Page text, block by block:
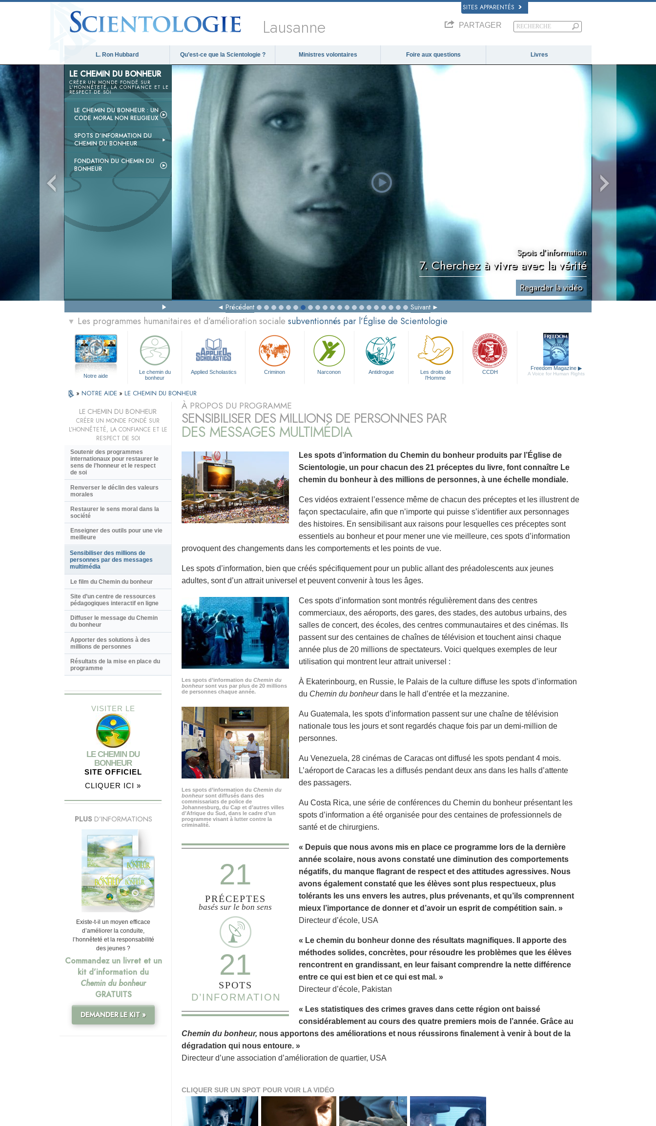
SITES APPARENTÉS
Lausanne PARTAGER
L. Ron Hubbard Qu’est-ce que la Scientologie ? Ministres volontaires Foire aux questions Livres
LE CHEMIN DU BONHEUR
CRÉER UN MONDE FONDÉ SUR
L’HONNÊTETÉ, LA CONFIANCE ET LE
RESPECT DE SOI
LE CHEMIN DU BONHEUR : UN
CODE MORAL NON RELIGIEUX
SPOTS D’INFORMATION DU
CHEMIN DU BONHEUR
FONDATION DU CHEMIN DU
BONHEUR
Spots d’information
7. Cherchez à vivre avec la vérité
Regarder la vidéo
Précédent Suivant
▼ Les programmes humanitaires et d’amélioration sociale subventionnés par l’Église de Scientologie
Notre aide
Le chemin du
bonheur
Applied Scholastics Criminon Narconon Antidrogue
Les droits de
l’Homme
CCDH
Freedom Magazine ▶
A Voice for Human Rights
» NOTRE AIDE » LE CHEMIN DU BONHEUR
À PROPOS DU PROGRAMME
SENSIBILISER DES MILLIONS DE PERSONNES PAR
DES MESSAGES MULTIMÉDIA
Les spots d’information du Chemin du bonheur produits par l’Église de
Scientologie, un pour chacun des 21 préceptes du livre, font connaître Le
chemin du bonheur à des millions de personnes, à une échelle mondiale.
Ces vidéos extraient l’essence même de chacun des préceptes et les illustrent de
façon spectaculaire, afin que n’importe qui puisse s’identifier aux personnages
des histoires. En sensibilisant aux raisons pour lesquelles ces préceptes sont
essentiels au bonheur et pour mener une vie meilleure, ces spots d’information
provoquent des changements dans les comportements et les points de vue.
Les spots d’information, bien que créés spécifiquement pour un public allant des préadolescents aux jeunes
adultes, sont d’un attrait universel et peuvent convenir à tous les âges.
Les spots d’information du Chemin du
bonheursont vus par plus de 20 millions
de personnes chaque année.
Les spots d’information du Chemin du
bonheursont diffusés dans des
commissariats de police de
Johannesburg, du Cap et d’autres villes
d’Afrique du Sud, dans le cadre d’un
programme visant à lutter contre la
criminalité.
Ces spots d’information sont montrés régulièrement dans des centres
commerciaux, des aéroports, des gares, des stades, des autobus urbains, des
salles de concert, des écoles, des centres communautaires et des cinémas. Ils
passent sur des centaines de chaînes de télévision et touchent ainsi chaque
année plus de 20 millions de spectateurs. Voici quelques exemples de leur
utilisation qui montrent leur attrait universel :
À Ekaterinbourg, en Russie, le Palais de la culture diffuse les spots d’information
du Chemin du bonheurdans le hall d’entrée et la mezzanine.
Au Guatemala, les spots d’information passent sur une chaîne de télévision
nationale tous les jours et sont regardés chaque fois par un demi-million de
personnes.
Au Venezuela, 28 cinémas de Caracas ont diffusé les spots pendant 4 mois.
L’aéroport de Caracas les a diffusés pendant deux ans dans les halls d’attente
des passagers.
Au Costa Rica, une série de conférences du Chemin du bonheur présentant les
spots d’information a été organisée pour des centaines de professionnels de
santé et de chirurgiens.
21
PRÉCEPTES
basés sur le bon sens
21
SPOTS
D’INFORMATION
« Depuis que nous avons mis en place ce programme lors de la dernière
année scolaire, nous avons constaté une diminution des comportements
négatifs, du manque flagrant de respect et des attitudes agressives. Nous
avons également constaté que les élèves sont plus respectueux, plus
tolérants les uns envers les autres, plus prévenants, et qu’ils comprennent
mieux l’importance de donner et d’avoir un esprit de compétition sain. »
Directeur d’école, USA
« Le chemin du bonheur donne des résultats magnifiques. Il apporte des
méthodes solides, concrètes, pour résoudre les problèmes que les élèves
rencontrent en grandissant, en leur faisant comprendre la nette différence
entre ce qui est bien et ce qui est mal. »
Directeur d’école, Pakistan
« Les statistiques des crimes graves dans cette région ont baissé
considérablement au cours des quatre premiers mois de l’année. Grâce au
Chemin du bonheur, nous apportons des améliorations et nous réussirons finalement à venir à bout de la
dégradation qui nous entoure. »
Directeur d’une association d’amélioration de quartier, USA
CLIQUER SUR UN SPOT POUR VOIR LA VIDÉO
LE CHEMIN DU BONHEUR
CRÉER UN MONDE FONDÉ SUR
L’HONNÊTETÉ, LA CONFIANCE ET LE
RESPECT DE SOI
Soutenir des programmes
internationaux pour restaurer le
sens de l’honneur et le respect
de soi
Renverser le déclin des valeurs
morales
Restaurer le sens moral dans la
société
Enseigner des outils pour une vie
meilleure
Sensibiliser des millions de
personnes par des messages
multimédia
Le film du Chemin du bonheur
Site d’un centre de ressources
pédagogiques interactif en ligne
Diffuser le message du Chemin
du bonheur
Apporter des solutions à des
millions de personnes
Résultats de la mise en place du
programme
VISITER LE
LE CHEMIN DU
BONHEUR
SITE OFFICIEL
CLIQUER ICI »
PLUS D’INFORMATIONS
Existe-t-il un moyen efficace
d’améliorer la conduite,
l’honnêteté et la responsabilité
des jeunes ?
Commandez un livret et un
kit d’information du
Chemin du bonheur
GRATUITS
DEMANDER LE KIT »